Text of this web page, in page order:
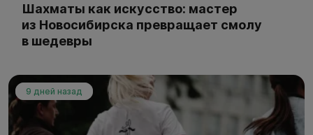
Шахматы как искусство: мастер
из Новосибирска превращает смолу
в шедевры
9 дней назад